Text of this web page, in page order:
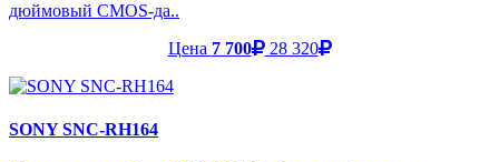
дюймовый CMOS-да..
Цена 7 700 28 320
SONY SNC-RH164